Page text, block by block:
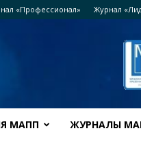
«Профессионал» Журнал
МАПП ЖУРНАЛЫ